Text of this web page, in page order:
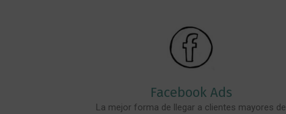
Facebook Ads
La mejor forma de llegar a clientes mayores de